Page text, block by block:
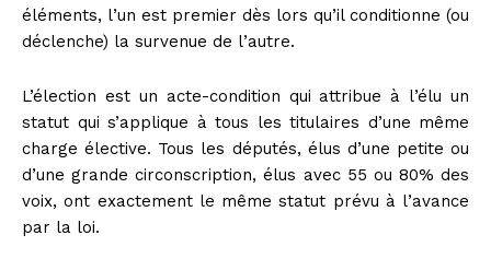
éléments, l’un est premier dès lors qu’il conditionne (ou
déclenche) la survenue de l’autre.
L’élection est un acte-condition qui attribue à l’élu un
statut qui s’applique à tous les titulaires d’une même
charge élective. Tous les députés, élus d’une petite ou
d’une grande circonscription, élus avec 55 ou 80% des
voix, ont exactement le même statut prévu à l’avance
par la loi.